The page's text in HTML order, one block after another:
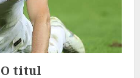
titul